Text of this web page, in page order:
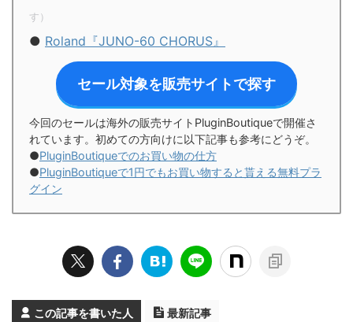
す）
● Roland『JUNO-60 CHORUS』
セール対象を販売サイトで探す
今回のセールは海外の販売サイトPluginBoutiqueで開催さ
れています。初めての方向けに以下記事も参考にどうぞ。
●PluginBoutiqueでのお買い物の仕方
●PluginBoutiqueで1円でもお買い物すると貰える無料プラ
グイン
この記事を書いた人 最新記事